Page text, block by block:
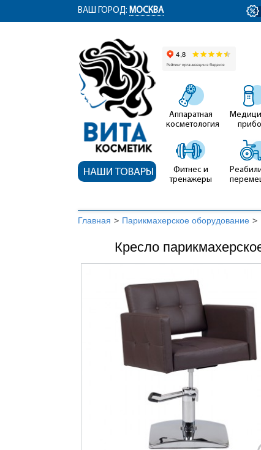
ym(12767704, 'getClientID', function(clientID) {
ВАШ ГОРОД: МОСКВА
НАШИ ТОВАРЫ
Аппаратная
косметология
Фитнес и
тренажеры
Главная > Парикмахерское оборудование >
Кресло